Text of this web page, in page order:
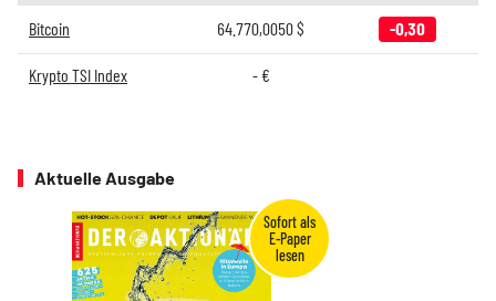
Bitcoin 64.770,0050$ -0,30
Krypto TSI Index -€
Aktuelle Ausgabe